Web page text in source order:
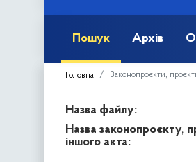
Пошук Архів
Головна Законопроєкти,
Назва файлу:
Назва законопроєкту,
іншого акта: